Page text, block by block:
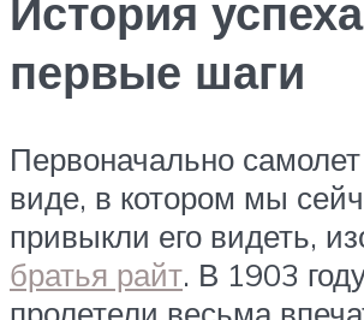
История успеха
первые шаги
Первоначально
виде, в котором мы
привыкли его видеть,
братья райт. В 1903